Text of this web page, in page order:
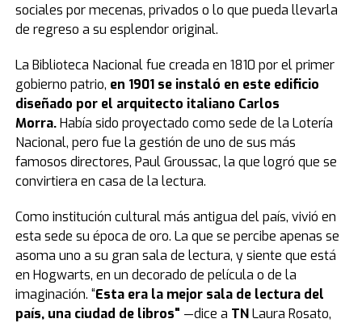
sociales por mecenas, privados o lo que pueda llevarla
de regreso a su esplendor original.
La Biblioteca Nacional fue creada en 1810 por el primer
gobierno patrio, en 1901 se instaló en este edificio
diseñado por el arquitecto italiano Carlos
Morra.Había sido proyectado como sede de la Lotería
Nacional, pero fue la gestión de uno de sus más
famosos directores, Paul Groussac, la que logró que se
convirtiera en casa de la lectura.
Como institución cultural más antigua del país, vivió en
esta sede su época de oro. La que se percibe apenas se
asoma uno a su gran sala de lectura, y siente que está
en Hogwarts, en un decorado de película o de la
imaginación. “Esta era la mejor sala de lectura del
país, una ciudad de libros" —dice a TNLaura Rosato,